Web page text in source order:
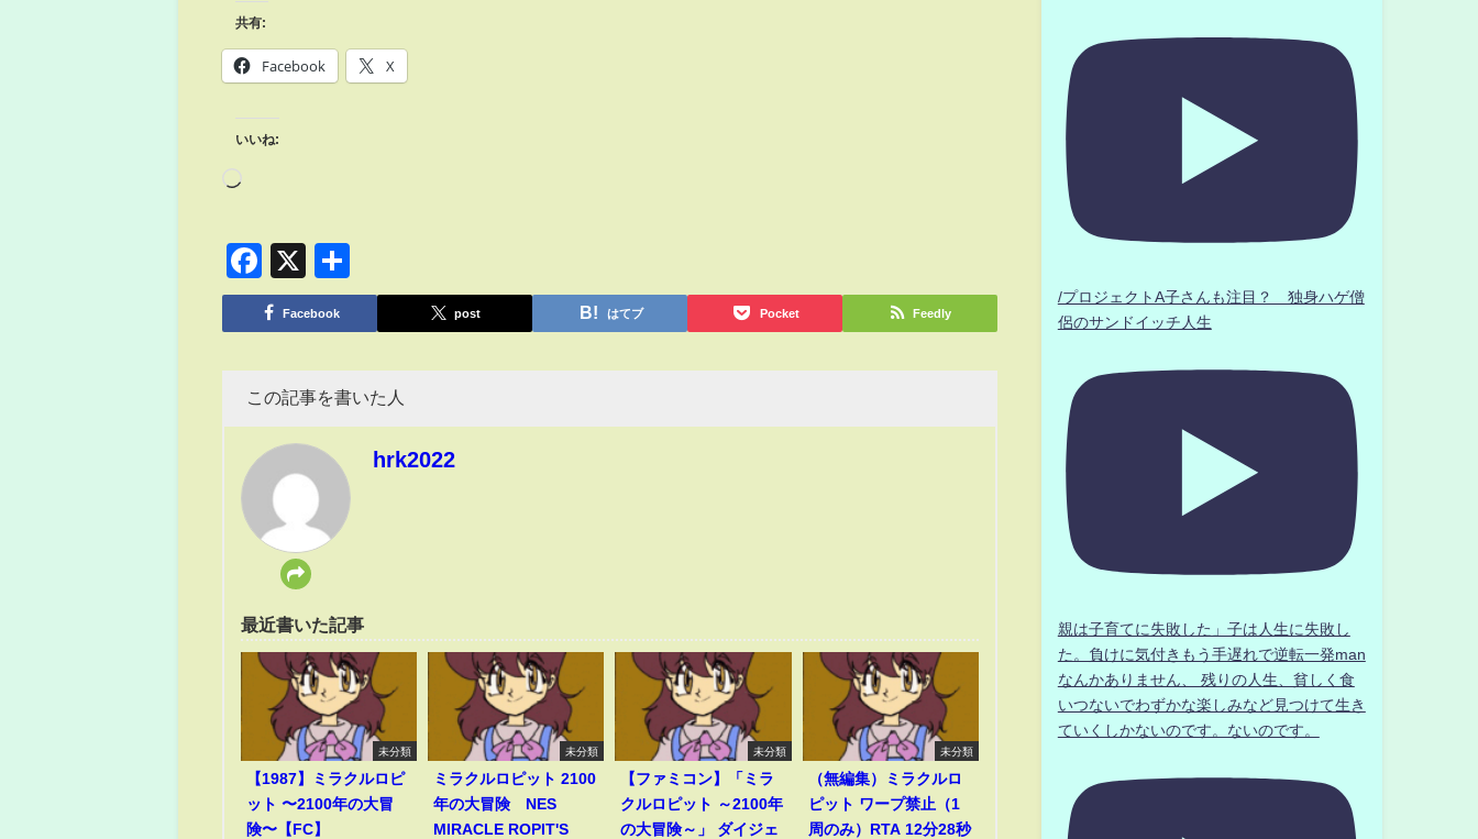
共有:
Facebook X
いいね:
Facebook
X
有
Facebook post はてブ Pocket Feedly
この記事を書いた人
hrk2022
最近書いた記事
未分類
【1987】ミラクルロピ
ット 〜2100年の大冒
険〜【FC】
未分類
ミラクルロピット 2100
年の大冒険 NES
MIRACLE ROPIT'S
未分類
【ファミコン】「ミラ
クルロピット ～2100年
の大冒険～」 ダイジェ
未分類
（無編集）ミラクルロ
ピット ワープ禁止（1
周のみ）RTA 12分28秒
/プロジェクトA子さんも注目？ 独身ハゲ僧
侶のサンドイッチ人生
親は子育てに失敗した」子は人生に失敗し
た。負けに気付きもう手遅れで逆転一発man
なんかありません、 残りの人生、貧しく食
いつないでわずかな楽しみなど見つけて生き
ていくしかないのです。ないのです。